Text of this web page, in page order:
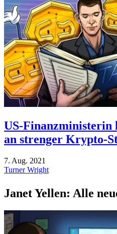
US-Finanzministerin
an strenger Krypto-
7. Aug. 2021
Turner Wright
Janet Yellen: Alle